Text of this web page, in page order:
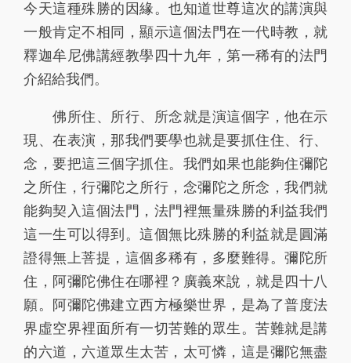
96 97 98 99 100
101 102 103 104 105
106 107
116 117 118 119 120
121 122 123 124 125
126 127 128 129 130
131 132 133 134 135
136 137 138 139 140
141 142 143 144 145
146 147 148 149 150
今天這種殊勝的因緣。也知道世尊這次的講演與
一般肯定不相同，顯示這個法門在一代時教，就
釋迦牟尼佛講經教學四十九年，第一稀有的法門
介紹給我們。
佛所住、所行、所念就是演這個字，他在示
現、在表演，那我們要學也就是要抓住住、行、
念，要把這三個字抓住。我們如果也能夠住彌陀
之所住，行彌陀之所行，念彌陀之所念，我們就
能夠契入這個法門，法門裡無量殊勝的利益我們
這一生可以得到。這個無比殊勝的利益就是圓滿
證得無上菩提，這個多稀有，多麼難得。彌陀所
住，阿彌陀佛住在哪裡？廣義來說，就是四十八
願。阿彌陀佛建立西方極樂世界，是為了普度法
界虛空界裡面所有一切苦難的眾生。苦難就是講
的六道，六道眾生太苦，太可憐，這是彌陀無盡